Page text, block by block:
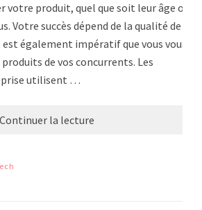
votre produit, quel que soit leur âge ou
Votre succès dépend de la qualité de
également impératif que vous vous
de vos concurrents. Les
utilisent …
Continuer la lecture